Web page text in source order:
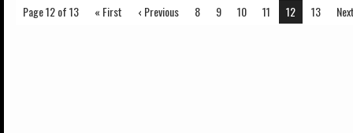
Page 12 of 13 « First ‹ Previous 8 9 10 11 12 13